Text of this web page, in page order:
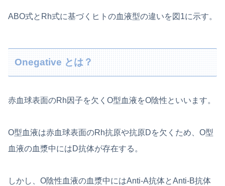
ABO式とRh式に基づくヒトの血液型の違いを図1に示す。
Onegative とは？
赤血球表面のRh因子を欠くO型血液をO陰性といいます。
O型血液は赤血球表面のRh抗原や抗原Dを欠くため、O型
血液の血漿中にはD抗体が存在する。
しかし、O陰性血液の血漿中にはAnti-A抗体とAnti-B抗体